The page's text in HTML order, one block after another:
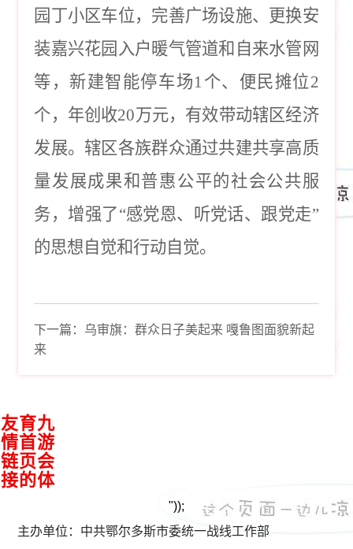
园丁小区车位，完善广场设施、更换安
装嘉兴花园入户暖气管道和自来水管网
等，新建智能停车场1个、便民摊位2
个，年创收20万元，有效带动辖区经济
发展。辖区各族群众通过共建共享高质
量发展成果和普惠公平的社会公共服
务，增强了“感党恩、听党话、跟党走”
的思想自觉和行动自觉。
下一篇： 乌审旗：群众日子美起来 嘎鲁图面貌新起
来
九
游
会
体
育
首
页
的
友
情
链
"));
主办单位：中共鄂尔多斯市委统一战线工作部